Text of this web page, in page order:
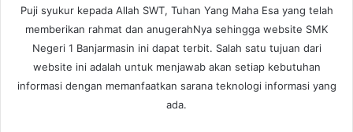
Puji syukur kepada Allah SWT, Tuhan Yang Maha Esa yang telah
memberikan rahmat dan anugerahNya sehingga website SMK
Negeri 1 Banjarmasin ini dapat terbit. Salah satu tujuan dari
website ini adalah untuk menjawab akan setiap kebutuhan
informasi dengan memanfaatkan sarana teknologi informasi yang
ada.